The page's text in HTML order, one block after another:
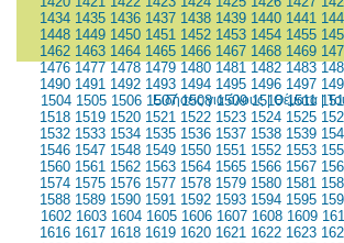
1434 1435 1436 1437 1438 1439 1440 1441
1448 1449 1450 1451 1452 1453 1454 1455
1462 1463 1464 1465 1466 1467 1468 1469
1476 1477 1478 1479 1480 1481 1482 1483
1490 1491 1492 1493 1494 1495 1496 1497
1504 1505 1506 1507 1508 1509 1510 1511
1518 1519 1520 1521 1522 1523 1524 1525
1532 1533 1534 1535 1536 1537 1538 1539
1546 1547 1548 1549 1550 1551 1552 1553
1560 1561 1562 1563 1564 1565 1566 1567
1574 1575 1576 1577 1578 1579 1580 1581
1588 1589 1590 1591 1592 1593 1594 1595
1602 1603 1604 1605 1606 1607 1608 1609
1616 1617 1618 1619 1620 1621 1622 1623
Ειδήσεις για όλους|Θέματα|